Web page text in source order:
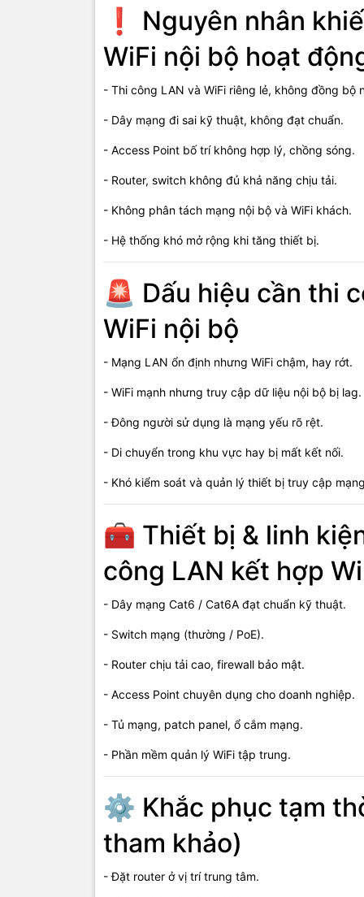
❗ Nguyên nhân
WiFi nội bộ hoạt
- Thi công LAN và WiFi riêng lẻ, không đồng bộ
- Dây mạng đi sai kỹ thuật, không đạt chuẩn.
- Access Point bố trí không hợp lý, chồng sóng.
- Router, switch không đủ khả năng chịu tải.
- Không phân tách mạng nội bộ và WiFi khách.
- Hệ thống khó mở rộng khi tăng thiết bị.
🚨 Dấu hiệu cần thi
WiFi nội bộ
- Mạng LAN ổn định nhưng WiFi chậm, hay rớt.
- WiFi mạnh nhưng truy cập dữ liệu nội bộ bị lag.
- Đông người sử dụng là mạng yếu rõ rệt.
- Di chuyển trong khu vực hay bị mất kết nối.
- Khó kiểm soát và quản lý thiết bị truy cập
🧰 Thiết bị & linh
công LAN kết hợp
- Dây mạng Cat6 / Cat6A đạt chuẩn kỹ thuật.
- Switch mạng (thường / PoE).
- Router chịu tải cao, firewall bảo mật.
- Access Point chuyên dụng cho doanh nghiệp.
- Tủ mạng, patch panel, ổ cắm mạng.
- Phần mềm quản lý WiFi tập trung.
⚙️ Khắc phục tạm
tham khảo)
- Đặt router ở vị trí trung tâm.
- Tủ mạng,
- Phần
⚙️
tham
- Đặt router
- Thêm bộ
- Giảm bớt
⚠️Các
🛠️
nội
- Khảo sát
- Thiết kế
- Bố trí
- Phân
- Giới hạn
- Đảm bảo
🏢
tại
- Cấu hình